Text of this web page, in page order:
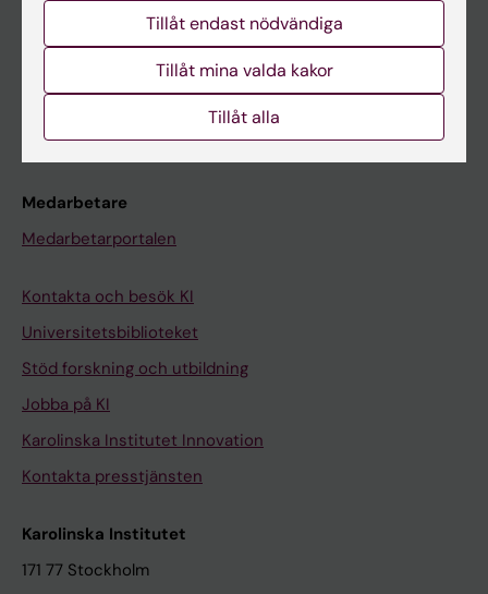
Kurs- och programwebbar
Student på KI
Medarbetare
Medarbetarportalen
Kontakta och besök KI
Universitetsbiblioteket
Stöd forskning och utbildning
Jobba på KI
Karolinska Institutet Innovation
Kontakta presstjänsten
Karolinska Institutet
171 77 Stockholm
Tillåt endast nödvändiga
Tillåt mina valda kakor
Tillåt alla